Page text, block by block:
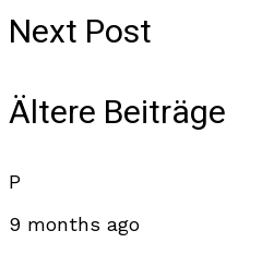
Next Post
Ältere Beiträge
P
9 months ago